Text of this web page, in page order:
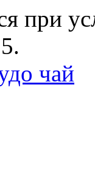
при
чай